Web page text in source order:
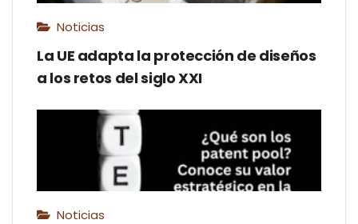
Noticias
La UE adapta la protección de diseños
a los retos del siglo XXI
Noticias